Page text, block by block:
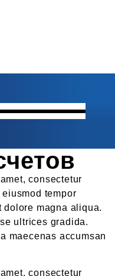
consectetur
tempor
magna aliqua.
ultrices gradida.
maecenas accumsan
consectetur